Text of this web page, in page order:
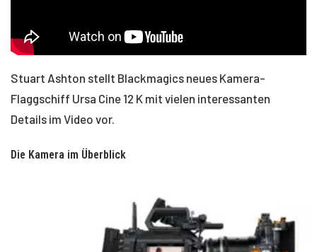
Stuart Ashton stellt Blackmagics neues Kamera-
Flaggschiff Ursa Cine 12 K mit vielen interessanten
Details im Video vor.
Die Kamera im Überblick